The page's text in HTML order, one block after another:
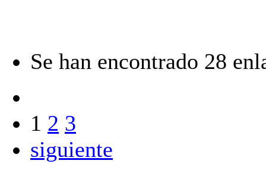
Se han encontrado 28
1 2 3
siguiente